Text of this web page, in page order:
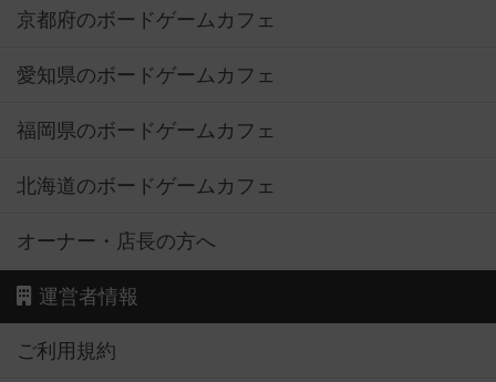
京都府のボードゲームカフェ
愛知県のボードゲームカフェ
福岡県のボードゲームカフェ
北海道のボードゲームカフェ
オーナー・店長の方へ
運営者情報
ご利用規約